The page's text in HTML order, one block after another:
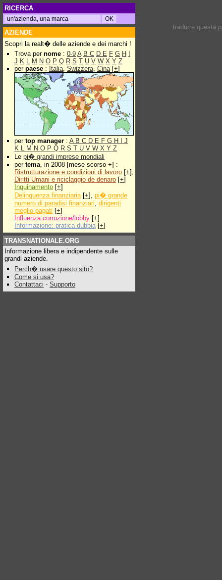
RICERCA
AZIENDE
Scopri la realt� delle aziende e dei marchi !
Trova per nome : 0-9 A B C D E F G H
J K L M N O P Q R S T U V W X Y Z
per paese : Italia, Swizzera, Cina[+]
per top manager : A B C D E F G H
J
K L M N O P Q R S T U V W X Y Z
Le pi� grandi imprese mondiali
per tema, in 2008 [mese scorso +] :
Ristrutturazione e condizioni di lavoro [+],
Diritti Umani e riciclaggio de denaro [+]
Inquinamento [+]
Delinquenza finanziaria[+], pi� grande
numero di paradisi finanziari, dirigenti
meglio pagati [+]
Influenza:corruzione/lobby [+]
Informazione: pratica dubbia [+]
TRANSNATIONALE.ORG
Informazione libera e indipendente sulle
grandi aziende.
Perch� usare questo sito?
Come si usa?
Contattaci - Supporto
tradurre questa